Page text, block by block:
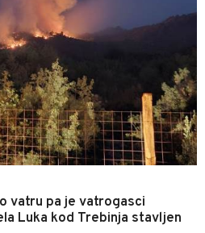
vatru pa je vatrogasci
Luka kod Trebinja stavljen